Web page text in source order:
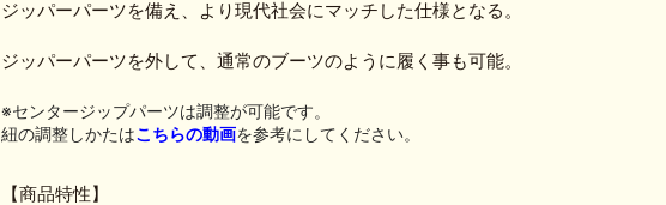
ジッパーパーツを備え、より現代社会にマッチした仕様となる。
ジッパーパーツを外して、通常のブーツのように履く事も可能。
※センタージップパーツは調整が可能です。
紐の調整しかたはこちらの動画を参考にしてください。
【商品特性】